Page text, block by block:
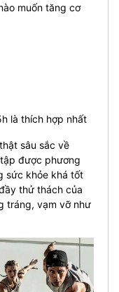
muốn tăng cơ
là thích hợp nhất
sâu sắc về
được phương
sức khỏe khá tốt
thử thách của
tráng, vạm vỡ như